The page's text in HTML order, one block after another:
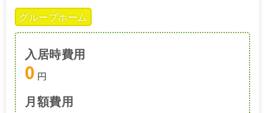
グループホーム
入居時費用
0 円
月額費用